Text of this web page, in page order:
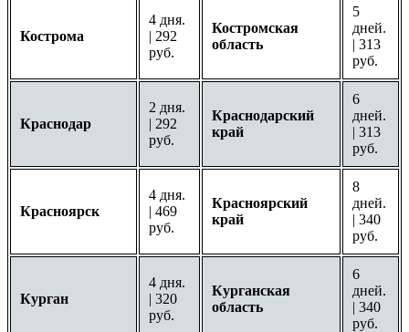
Кострома
4 дня.
| 292
руб.
Костромская
область
5
дней.
| 313
руб.
Краснодар
2 дня.
| 292
руб.
Краснодарский
край
6
дней.
| 313
руб.
Красноярск
4 дня.
| 469
руб.
Красноярский
край
8
дней.
| 340
руб.
Курган
4 дня.
| 320
руб.
Курганская
область
6
дней.
| 340
руб.